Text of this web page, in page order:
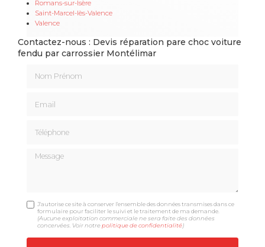
Romans-sur-Isère
Saint-Marcel-lès-Valence
Valence
Contactez-nous : Devis réparation pare choc voiture
fendu par carrossier Montélimar
Message
J'autorise ce site à conserver l'ensemble des données transmises dans ce
formulaire pour faciliter le suivi et le traitement de ma demande.
(Aucune exploitation commerciale ne sera faite des données
concervées. Voir notrepolitique de confidentialité)